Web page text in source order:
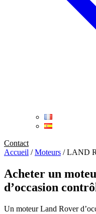
Contact
Accueil / Moteurs / LAND
Acheter un
d’occasion
Un moteur Land Rover